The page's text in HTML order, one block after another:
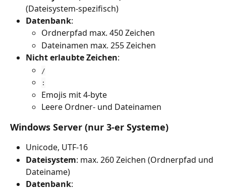
(Dateisystem-spezifisch)
Datenbank:
Ordnerpfad max. 450 Zeichen
Dateinamen max. 255 Zeichen
Nicht erlaubte Zeichen:
/
:
Emojis mit 4-byte
Leere Ordner- und Dateinamen
Windows Server (nur 3-er Systeme)
Unicode, UTF-16
Dateisystem: max. 260 Zeichen (Ordnerpfad und
Dateiname)
Datenbank: